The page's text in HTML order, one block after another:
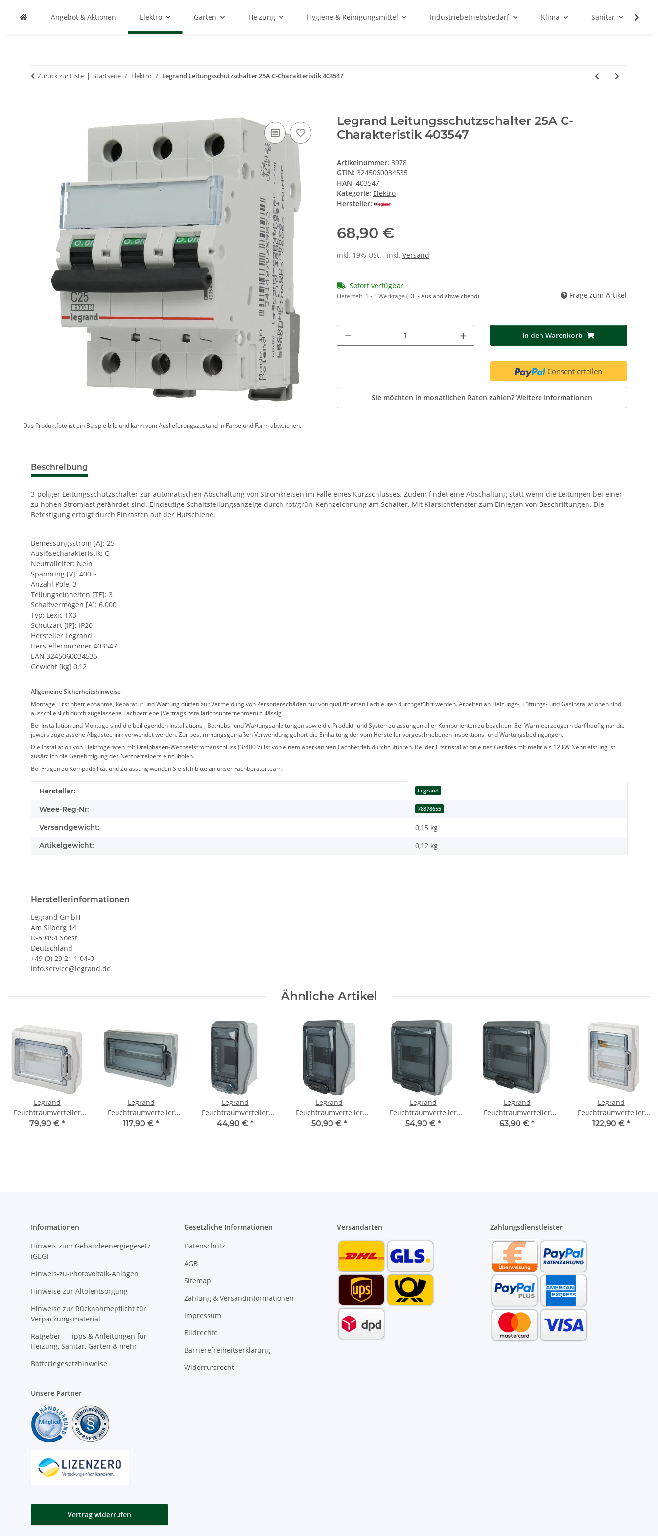
Angebot & Aktionen Elektro Garten Heizung Hygiene & Reinigungsmittel Industriebetriebsbedarf Klima Sanitär
Zurück zur Liste Startseite Elektro Legrand Leitungsschutzschalter 25A C-Charakteristik 403547
Das Produktfoto ist ein Beispielbild und kann vom Auslieferungszustand in Farbe und Form abweichen.
Legrand Leitungsschutzschalter 25A C-
Charakteristik 403547
Artikelnummer: 3978
GTIN: 3245060034535
HAN: 403547
Kategorie: Elektro
Hersteller:
68,90 €
inkl. 19% USt. , inkl. Versand
Sofort verfügbar
Lieferzeit: 1 - 3 Werktage (DE - Ausland abweichend) Frage zum Artikel
In den Warenkorb
Consent erteilen
Sie möchten in monatlichen Raten zahlen? Weitere Informationen
Beschreibung
3-poliger Leitungsschutzschalter zur automatischen Abschaltung von Stromkreisen im Falle eines Kurzschlusses. Zudem findet eine Abschaltung statt wenn die Leitungen bei einer
zu hohen Stromlast gefährdet sind. Eindeutige Schaltstellungsanzeige durch rot/grün-Kennzeichnung am Schalter. Mit Klarsichtfenster zum Einlegen von Beschriftungen. Die
Befestigung erfolgt durch Einrasten auf der Hutschiene.
Bemessungsstrom [A]: 25
Auslösecharakteristik: C
Neutralleiter: Nein
Spannung [V]: 400 ~
Anzahl Pole: 3
Teilungseinheiten [TE]: 3
Schaltvermögen [A]: 6.000
Typ: Lexic TX3
Schutzart [IP]: IP20
Hersteller Legrand
Herstellernummer 403547
EAN 3245060034535
Gewicht [kg] 0,12
Allgemeine Sicherheitshinweise
Montage, Erstinbetriebnahme, Reparatur und Wartung dürfen zur Vermeidung von Personenschäden nur von qualifizierten Fachleuten durchgeführt werden. Arbeiten an Heizungs-, Lüftungs- und Gasinstallationen sind
ausschließlich durch zugelassene Fachbetriebe (Vertragsinstallationsunternehmen) zulässig.
Bei Installation und Montage sind die beiliegenden Installations-, Betriebs- und Wartungsanleitungen sowie die Produkt- und Systemzulassungen aller Komponenten zu beachten. Bei Wärmeerzeugern darf häufig nur die
jeweils zugelassene Abgastechnik verwendet werden. Zur bestimmungsgemäßen Verwendung gehört die Einhaltung der vom Hersteller vorgeschriebenen Inspektions- und Wartungsbedingungen.
Die Installation von Elektrogeräten mit Dreiphasen-Wechselstromanschluss (3/400 V) ist von einem anerkannten Fachbetrieb durchzuführen. Bei der Erstinstallation eines Gerätes mit mehr als 12 kW Nennleistung ist
zusätzlich die Genehmigung des Netzbetreibers einzuholen.
Bei Fragen zu Kompatibilität und Zulassung wenden Sie sich bitte an unser Fachberaterteam.
Produkteigenschaft
Wert
Hersteller: Legrand
Weee-Reg-Nr: 78878655
Versandgewicht: 0,15 kg
Artikelgewicht: 0,12 kg
Herstellerinformationen
Legrand GmbH
Am Silberg 14
D-59494 Soest
Deutschland
+49 (0) 29 21 1 04-0
info.service@legrand.de
Ähnliche Artikel
Legrand
Feuchtraumverteiler
Aufputz 1 x 12 TE
79,90 € *
Legrand
Feuchtraumverteiler
Aufputz 1 x 18 TE
117,90 € *
Legrand
Feuchtraumverteiler
Aufputz 1 x 2+1 TE
44,90 € *
Legrand
Feuchtraumverteiler
Aufputz 1 x 4 TE 601974
50,90 € *
Legrand
Feuchtraumverteiler
Aufputz 1 x 6 TE 601976
54,90 € *
Legrand
Feuchtraumverteiler
Aufputz 1 x 8 TE 601978
63,90 € *
Legrand
Feuchtraumverteiler
Aufputz 2 x 12 TE
122,90 € *
Informationen
Hinweis zum Gebäudeenergiegesetz
(GEG)
Hinweis-zu-Photovoltaik-Anlagen
Hinweise zur Altölentsorgung
Hinweise zur Rücknahmepflicht für
Verpackungsmaterial
Ratgeber – Tipps & Anleitungen für
Heizung, Sanitär, Garten & mehr
Batteriegesetzhinweise
Gesetzliche Informationen
Datenschutz
AGB
Sitemap
Zahlung & Versandinformationen
Impressum
Bildrechte
Barrierefreiheitserklärung
Widerrufsrecht
Versandarten Zahlungsdienstleister
Unsere Partner
Vertrag widerrufen